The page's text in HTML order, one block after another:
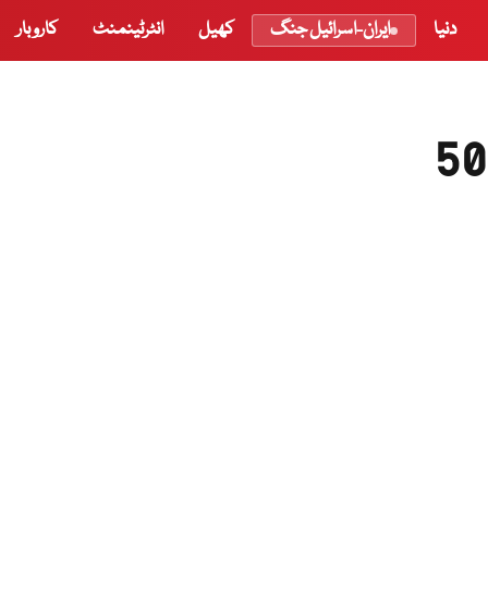
دنیا ایران-اسرائیل جنگ کھیل انٹرٹینمنٹ کاروبار